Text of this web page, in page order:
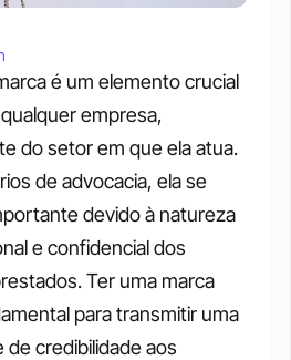
é um elemento crucial
empresa,
do setor em que ela atua.
de advocacia, ela se
devido à natureza
e confidencial dos
Ter uma marca
para transmitir uma
credibilidade aos